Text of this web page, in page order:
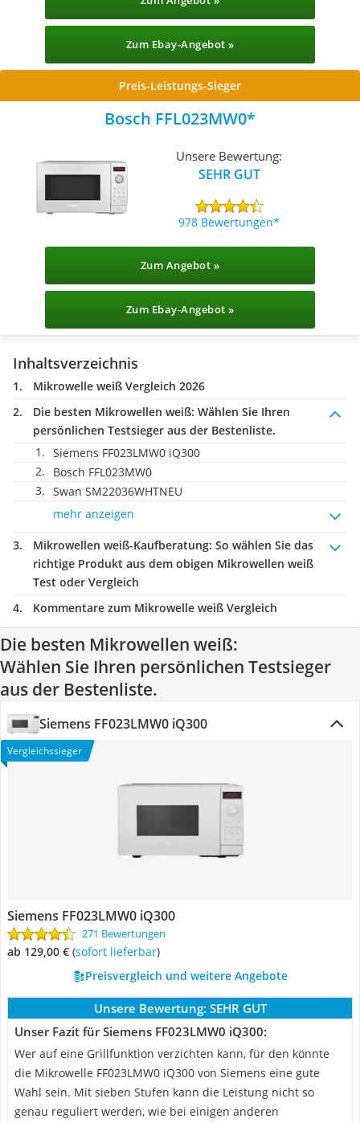
Zum Ebay-Angebot »
Preis-Leistungs-Sieger
Bosch FFL023MW0
Unsere Bewertung:
SEHR GUT
978 Bewertungen
Zum Angebot »
Zum Ebay-Angebot »
Inhaltsverzeichnis
Mikrowelle weiß Vergleich 2026
Die besten Mikrowellen weiß: Wählen Sie Ihren
persönlichen Testsieger aus der Bestenliste.
Siemens FF023LMW0 iQ300
Bosch FFL023MW0
Swan SM22036WHTNEU
mehr anzeigen
Mikrowellen weiß-Kaufberatung: So wählen Sie das
richtige Produkt aus dem obigen Mikrowellen weiß
Test oder Vergleich
Kommentare zum Mikrowelle weiß Vergleich
Die besten Mikrowellen weiß:
Wählen Sie Ihren persönlichen Testsieger
aus der Bestenliste.
Siemens FF023LMW0 iQ300
Vergleichssieger
Siemens FF023LMW0 iQ300
271 Bewertungen
ab 129,00 € ( Sofort lieferbar)
Preisvergleich und weitere Angebote
Unsere Bewertung: SEHR GUT
Unser Fazit für Siemens FF023LMW0 iQ300:
Wer auf eine Grillfunktion verzichten kann, für den könnte
die Mikrowelle FF023LMW0 iQ300 von Siemens eine gute
Wahl sein. Mit sieben Stufen kann die Leistung nicht so
genau reguliert werden, wie bei einigen anderen